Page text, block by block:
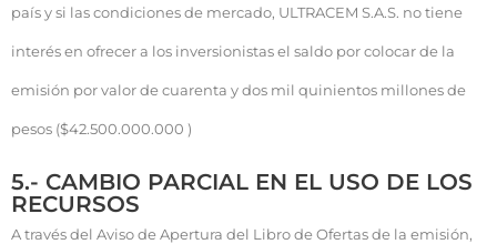
país y si las condiciones de mercado, ULTRACEM S.A.S. no tiene
interés en ofrecer a los inversionistas el saldo por colocar de la
emisión por valor de cuarenta y dos mil quinientos millones de
pesos ($42.500.000.000 )
5.- CAMBIO PARCIAL EN EL USO DE LOS
RECURSOS
A través del Aviso de Apertura del Libro de Ofertas de la emisión,